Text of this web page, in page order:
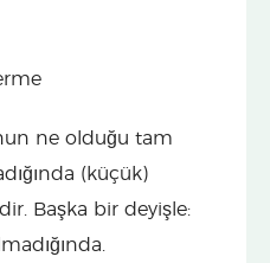
ne olduğu tam
(küçük)
Başka bir deyişle: